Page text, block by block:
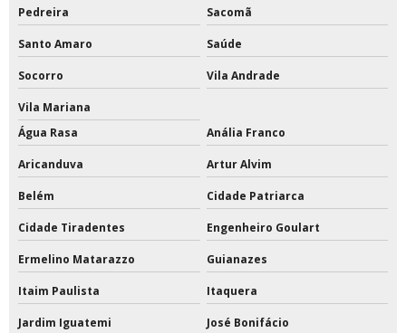
Tinta de poliuretano
Tinta de poliuretano para piso
Tinta epóxi a base de solvente 18 litros
Tinta epóxi a base de solvente com catalisador
Tinta epóxi área externa
Tinta epóxi base solvente preço
Tinta epóxi branca
Pedreira Sacomã
Santo Amaro Saúde
Socorro Vila Andrade
Vila Mariana
Água Rasa
Anália Franco
Aricanduva Artur Alvim
Belém Cidade Patriarca
Cidade Tiradentes Engenheiro Goulart
Ermelino Matarazzo Guianazes
Itaim Paulista Itaquera
Jardim Iguatemi José Bonifácio